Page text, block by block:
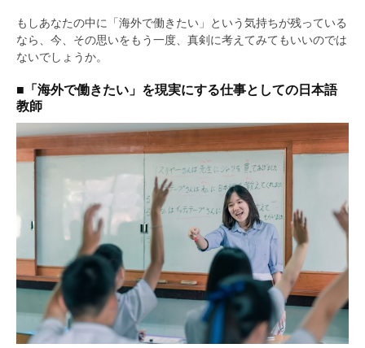
もしあなたの中に「海外で働きたい」という気持ちが残っている
なら、今、その思いをもう一度、真剣に考えてみてもいいのでは
ないでしょうか。
■「海外で働きたい」を現実にする仕事としての日本語
教師